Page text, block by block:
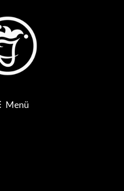
Menü